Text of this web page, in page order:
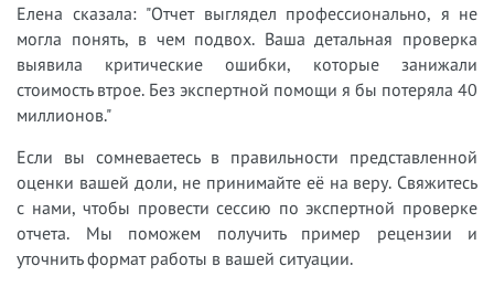
Елена сказала: "Отчет выглядел профессионально, я не
могла понять, в чем подвох. Ваша детальная проверка
выявила критические ошибки, которые занижали
стоимость втрое. Без экспертной помощи я бы потеряла 40
миллионов."
Если вы сомневаетесь в правильности представленной
оценки вашей доли, не принимайте её на веру. Свяжитесь
с нами, чтобы провести сессию по экспертной проверке
отчета. Мы поможем получить пример рецензии и
уточнить формат работы в вашей ситуации.